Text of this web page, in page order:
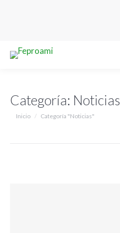
Categoría: Noticias
Estás aquí:
Inicio Categoría "Noticias"